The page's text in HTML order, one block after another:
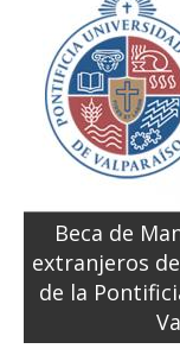
Beca de
extranjeros
de la